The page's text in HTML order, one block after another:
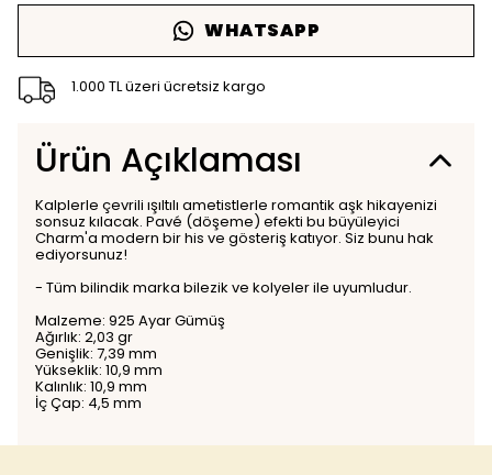
WHATSAPP
1.000 TL üzeri ücretsiz kargo
Ürün Açıklaması
Kalplerle çevrili ışıltılı ametistlerle romantik aşk hikayenizi
sonsuz kılacak. Pavé (döşeme) efekti bu büyüleyici
Charm'a modern bir his ve gösteriş katıyor. Siz bunu hak
ediyorsunuz!
- Tüm bilindik marka bilezik ve kolyeler ile uyumludur.
Malzeme: 925 Ayar Gümüş
Ağırlık: 2,03 gr
Genişlik: 7,39 mm
Yükseklik: 10,9 mm
Kalınlık: 10,9 mm
İç Çap: 4,5 mm